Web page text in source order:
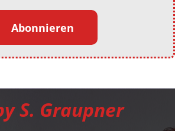
Abonnieren
S. Graupner